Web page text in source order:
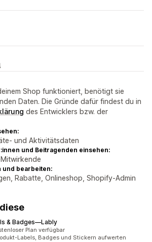
Shop funktioniert, benötigt sie
Daten. Die Gründe dafür findest du in
des Entwicklers bzw. der
und Aktivitätsdaten
und Beitragenden einsehen:
und bearbeiten:
Rabatte, Onlineshop, Shopify-Admin
& Badges—Lably
insgesamtPlan verfügbar
Labels, Badges und Stickern aufwerten